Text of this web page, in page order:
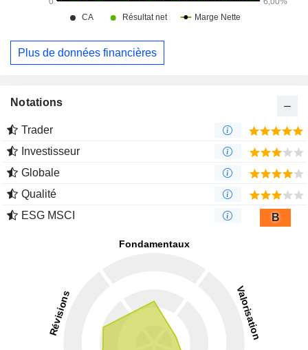
Plus de données financières
Notations
Trader
Investisseur
Globale
Qualité
ESG MSCI
B